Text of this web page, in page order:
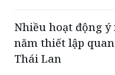
Nhiều hoạt động
năm thiết lập
Thái Lan